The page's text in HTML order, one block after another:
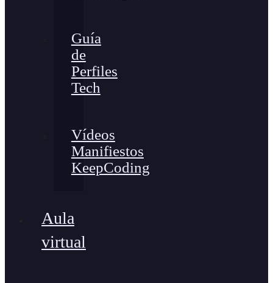
Guía
de
Perfiles
Tech
Vídeos
Manifiestos
KeepCoding
Aula
virtual